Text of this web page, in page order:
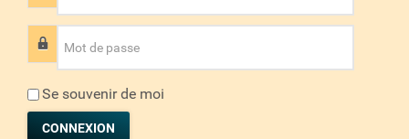
Mot de passe
Se souvenir de moi
CONNEXION